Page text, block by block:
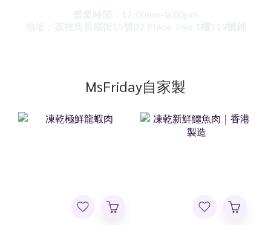
MsFriday自家製